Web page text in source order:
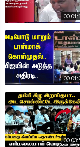
Android App -https://
com.